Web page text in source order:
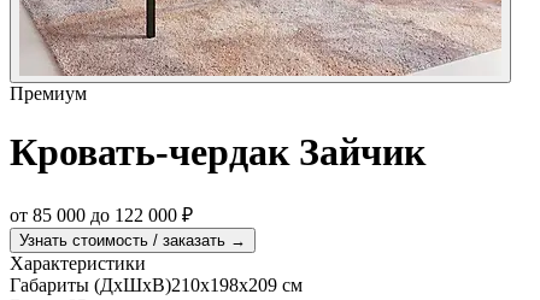
Премиум
Кровать-чердак Зайчик
от 85 000 до 122 000 ₽
Узнать стоимость / заказать →
Характеристики
Габариты (ДхШхВ)210х198х209 см